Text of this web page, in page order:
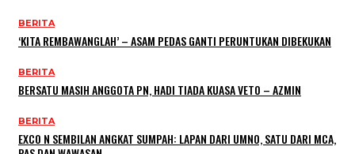
BERITA
‘KITA REMBAWANGLAH’ – ASAM PEDAS GANTI PERUNTUKAN DIBEKUKAN
BERITA
BERSATU MASIH ANGGOTA PN, HADI TIADA KUASA VETO – AZMIN
BERITA
EXCO N SEMBILAN ANGKAT SUMPAH: LAPAN DARI UMNO, SATU DARI MCA,